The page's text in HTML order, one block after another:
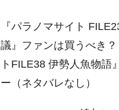
『パラノマサイト
議』ファンは買うべき
トFILE38 伊勢人魚物語
ー（ネタバレなし）